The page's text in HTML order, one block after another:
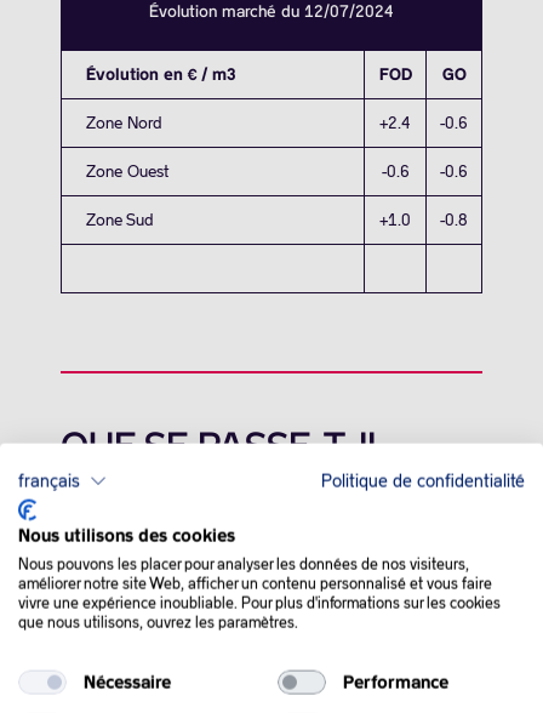
Évolution marché du 12/07/2024
Évolution en € / m3 FOD GO
Zone Nord +2.4 -0.6
Zone Ouest -0.6 -0.6
Zone Sud +1.0 -0.8
QUE SE PASSE-T-IL
DANS LE MONDE :
Les cours du pétrole se sont repliés vendredi après que le
président américain Joe Biden a fait état de progrès dans les
négociations sur un cessez-le-feu à Gaza, qui réduirait
sensiblement les tensions au Moyen-Orient.
L’or noir a longtemps évolué dans le vert, le WTI gagnant
jusqu’à 1,35%, avant de fléchir en fin de séance.
français Politique de confidentialité
Nous utilisons des cookies
Nous pouvons les placer pour analyser les données de nos visiteurs,
améliorer notre site Web, afficher un contenu personnalisé et vous faire
vivre une expérience inoubliable. Pour plus d'informations sur les cookies
que nous utilisons, ouvrez les paramètres.
Nécessaire Performance